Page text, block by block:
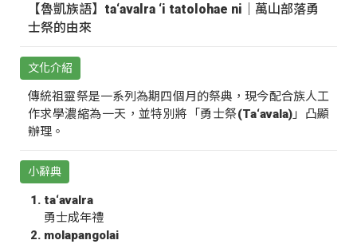
【魯凱族語】ta‘avalra ‘i tatolohae ni｜萬山部落勇
士祭的由來
文化介紹
傳統祖靈祭是一系列為期四個月的祭典，現今配合族人工
作求學濃縮為一天，並特別將「勇士祭(Ta‘avala)」凸顯
辦理。
小辭典
ta‘avalra
勇士成年禮
molapangolai